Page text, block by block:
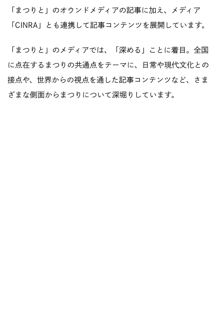
「まつりと」のオウンドメディアの記事に加え、メディア
「CINRA」とも連携して記事コンテンツを展開しています。
「まつりと」のメディアでは、「深める」ことに着目。全国
に点在するまつりの共通点をテーマに、日常や現代文化との
接点や、世界からの視点を通した記事コンテンツなど、さま
ざまな側面からまつりについて深堀りしています。